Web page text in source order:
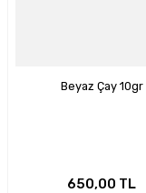
Beyaz Çay 10gr
650,00 TL